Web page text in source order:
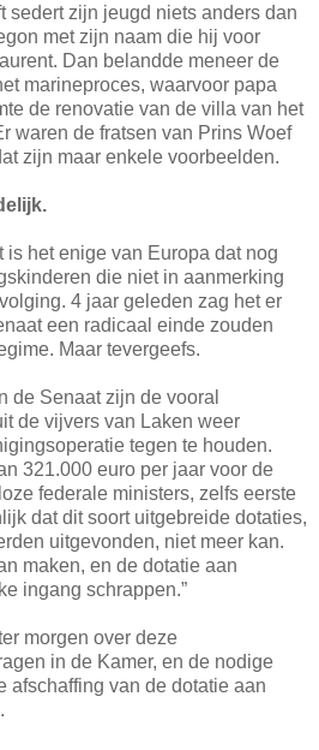
sedert zijn jeugd niets anders dan
met zijn naam die hij voor
Dan belandde meneer de
marineproces, waarvoor papa
de renovatie van de villa van het
waren de fratsen van Prins Woef
zijn maar enkele voorbeelden.
is het enige van Europa dat nog
die niet in aanmerking
4 jaar geleden zag het er
een radicaal einde zouden
Maar tevergeefs.
de Senaat zijn de vooral
de vijvers van Laken weer
tegen te houden.
321.000 euro per jaar voor de
federale ministers, zelfs eerste
dat dit soort uitgebreide dotaties,
uitgevonden, niet meer kan.
maken, en de dotatie aan
ingang schrappen.”
morgen over deze
in de Kamer, en de nodige
afschaffing van de dotatie aan